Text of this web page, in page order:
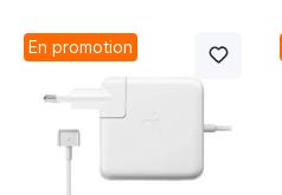
En promotion